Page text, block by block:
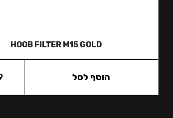
HOOB FILTER M15 GOLD
הוסף לסל